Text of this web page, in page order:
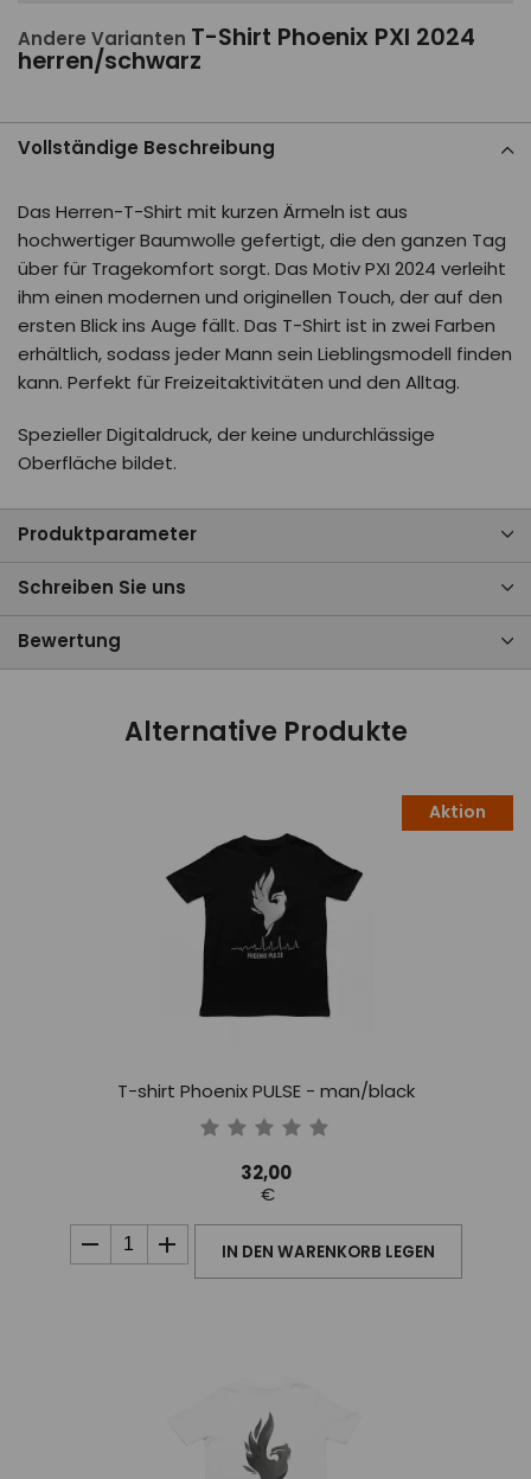
Andere Varianten T-Shirt Phoenix PXI 2024
herren/schwarz
Vollständige Beschreibung
Das Herren-T-Shirt mit kurzen Ärmeln ist aus
hochwertiger Baumwolle gefertigt, die den ganzen Tag
über für Tragekomfort sorgt. Das Motiv PXI 2024 verleiht
ihm einen modernen und originellen Touch, der auf den
ersten Blick ins Auge fällt. Das T-Shirt ist in zwei Farben
erhältlich, sodass jeder Mann sein Lieblingsmodell finden
kann. Perfekt für Freizeitaktivitäten und den Alltag.
Spezieller Digitaldruck, der keine undurchlässige
Oberfläche bildet.
Produktparameter
Schreiben Sie uns
Bewertung
Alternative Produkte
Aktion
T-shirt Phoenix PULSE - man/black
32,00
€
IN DEN WARENKORB LEGEN